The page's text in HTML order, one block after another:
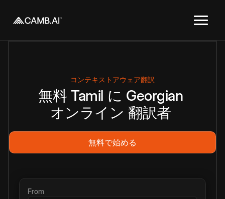
コンテキストアウェア翻訳
無料 Tamil に Georgian
オンライン 翻訳者
無料で始める
From